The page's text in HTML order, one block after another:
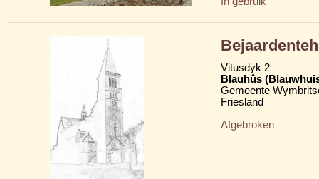
Vitusdyk 2
Blauhûs
Gemeente
Friesland
Afgebroken